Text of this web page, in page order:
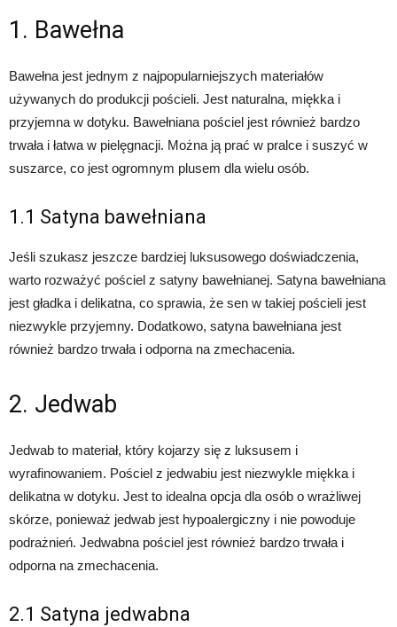
1. Bawełna
Bawełna jest jednym z najpopularniejszych materiałów
używanych do produkcji pościeli. Jest naturalna, miękka i
przyjemna w dotyku. Bawełniana pościel jest również bardzo
trwała i łatwa w pielęgnacji. Można ją prać w pralce i suszyć w
suszarce, co jest ogromnym plusem dla wielu osób.
1.1 Satyna bawełniana
Jeśli szukasz jeszcze bardziej luksusowego doświadczenia,
warto rozważyć pościel z satyny bawełnianej. Satyna bawełniana
jest gładka i delikatna, co sprawia, że sen w takiej pościeli jest
niezwykle przyjemny. Dodatkowo, satyna bawełniana jest
również bardzo trwała i odporna na zmechacenia.
2. Jedwab
Jedwab to materiał, który kojarzy się z luksusem i
wyrafinowaniem. Pościel z jedwabiu jest niezwykle miękka i
delikatna w dotyku. Jest to idealna opcja dla osób o wrażliwej
skórze, ponieważ jedwab jest hypoalergiczny i nie powoduje
podrażnień. Jedwabna pościel jest również bardzo trwała i
odporna na zmechacenia.
2.1 Satyna jedwabna